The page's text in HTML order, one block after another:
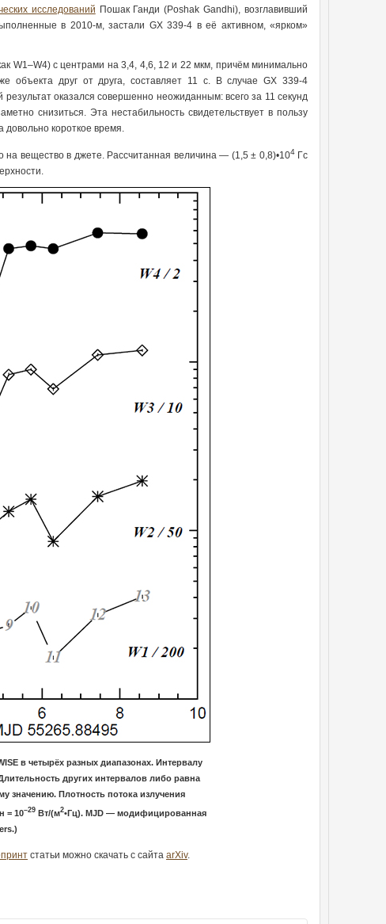
исследований Пошак Ганди (Poshak Gandhi), возглавивший
в 2010-м, застали GX 339-4 в её активном, «ярком»
W1–W4) с центрами на 3,4, 4,6, 12 и 22 мкм, причём минимально
объекта друг от друга, составляет 11 с. В случае GX 339-4
оказался совершенно неожиданным: всего за 11 секунд
снизиться. Эта нестабильность свидетельствует в пользу
довольно короткое время.
вещество в джете. Рассчитанная величина — (1,5 ± 0,8)•104Гс
в четырёх разных диапазонах. Интервалу
других интервалов либо равна
значению. Плотность потока излучения
= 10–29 Вт/(м2•Гц). MJD — модифицированная
статьи можно скачать с сайта arXiv.